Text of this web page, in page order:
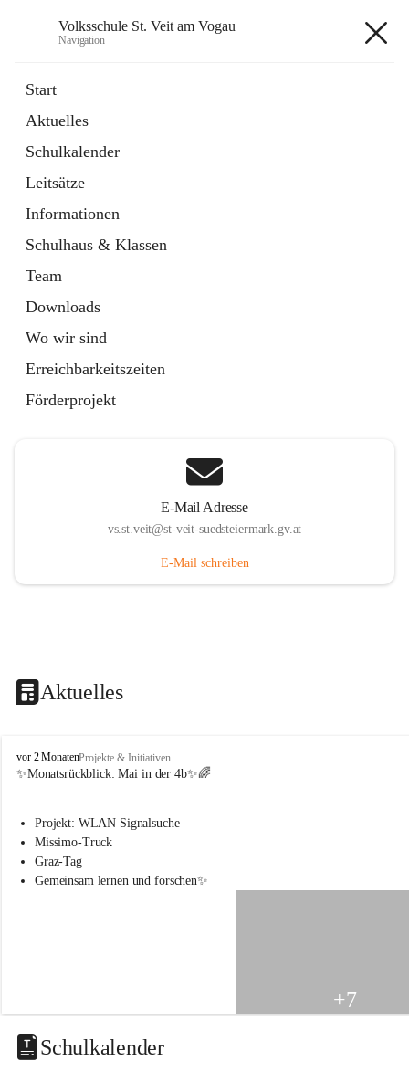
Volksschule St. Veit am Vogau
Navigation
Start
Aktuelles
Schulkalender
Leitsätze
Informationen
Schulhaus & Klassen
Team
Downloads
Wo wir sind
Erreichbarkeitszeiten
Förderprojekt
E-Mail Adresse
vs.st.veit@st-veit-suedsteiermark.gv.at
E-Mail schreiben
Aktuelles
V
o
s
s
c
i
t
a
vor 2 MonatenProjekte & Initiativen
✨Monatsrückblick: Mai in der 4b✨🌈
Projekt: WLAN Signalsuche
Missimo-Truck
Graz-Tag
Gemeinsam lernen und forschen✨
+7
Schulkalender